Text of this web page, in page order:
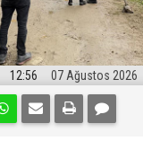
12:56 07 Ağustos 2026